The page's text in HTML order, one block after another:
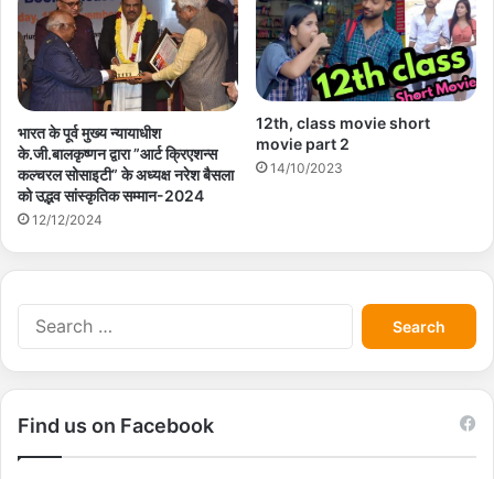
भारत के पूर्व मुख्य न्यायाधीश
के.जी.बालकृष्णन द्वारा ”आर्ट क्रिएशन्स
कल्चरल सोसाइटी” के अध्यक्ष नरेश बैसला
को उद्भव सांस्कृतिक सम्मान-2024
12/12/2024
12th, class movie short
movie part 2
14/10/2023
S
e
a
r
Find us on Facebook